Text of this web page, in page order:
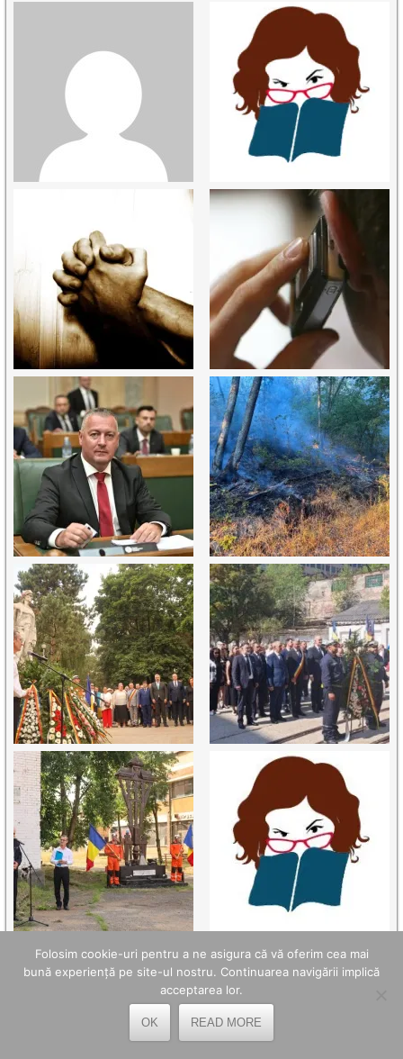
TELEFOANE UTILE
OPC Hunedoara - 0254.214.971
Folosim cookie-uri pentru a ne asigura că vă oferim cea mai
bună experiență pe site-ul nostru. Continuarea navigării implică
acceptarea lor.
OK READ MORE